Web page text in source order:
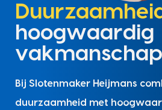
hoogwaardig
vakmanschap
Bij Slotenmaker Heijmans
duurzaamheid met